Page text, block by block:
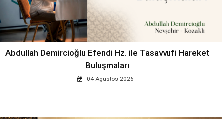
Abdullah Demircioğlu Efendi Hz. ile Tasavvufi Hareket
Buluşmaları
04 Agustos 2026